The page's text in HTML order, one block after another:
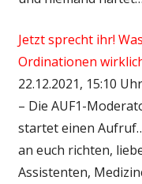
Jetzt sprecht ihr!
Ordinationen
22.12.2021, 15:10
– Die AUF1-
startet einen
an euch richten,
Assistenten,